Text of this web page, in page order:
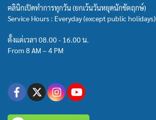
คลินิกเปิดทำการทุกวัน (ยกเว้นวันหยุดนักขัตฤกษ์)
Service Hours : Everyday (except public holidays)
ตั้งแต่เวลา 08.00 - 16.00 น.
From 8 AM – 4 PM